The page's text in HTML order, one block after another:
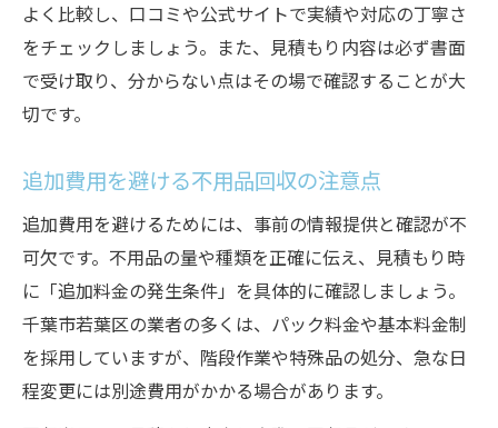
よく比較し、口コミや公式サイトで実績や対応の丁寧さ
をチェックしましょう。また、見積もり内容は必ず書面
で受け取り、分からない点はその場で確認することが大
切です。
追加費用を避ける不用品回収の注意点
追加費用を避けるためには、事前の情報提供と確認が不
可欠です。不用品の量や種類を正確に伝え、見積もり時
に「追加料金の発生条件」を具体的に確認しましょう。
千葉市若葉区の業者の多くは、パック料金や基本料金制
を採用していますが、階段作業や特殊品の処分、急な日
程変更には別途費用がかかる場合があります。